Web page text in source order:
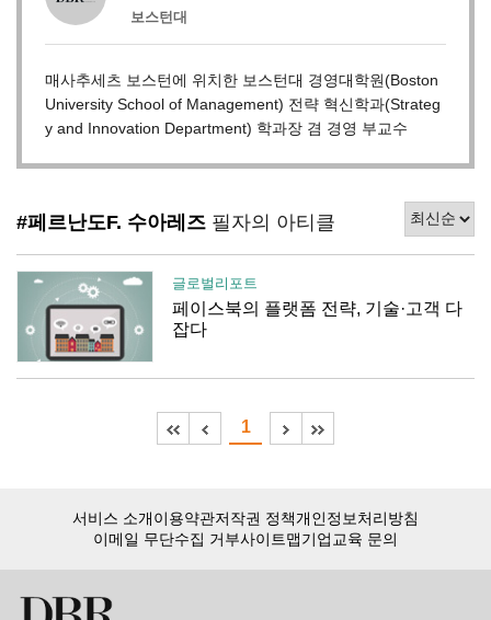
보스턴대
매사추세츠 보스턴에 위치한 보스턴대 경영대학원(Boston
University School of Management) 전략 혁신학과(Strateg
y and Innovation Department) 학과장 겸 경영 부교수
#페르난도F. 수아레즈 필자의 아티클
글로벌리포트
페이스북의 플랫폼 전략, 기술·고객 다
잡다
1
서비스 소개이용약관저작권 정책개인정보처리방침
이메일 무단수집 거부사이트맵기업교육 문의